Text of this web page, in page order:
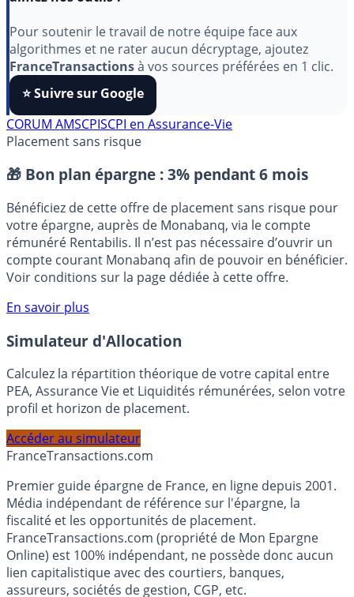
aimez nos outils ?
Pour soutenir le travail de notre équipe face aux
algorithmes et ne rater aucun décryptage, ajoutez
FranceTransactionsà vos sources préférées en 1 clic.
⭐️ Suivre sur Google
SCPI en Assurance-Vie
Placement sans risque
🎁 Bon plan épargne : 3% pendant 6 mois
Bénéficiez de cette offre de placement sans risque pour
votre épargne, auprès de Monabanq, via le compte
rémunéré Rentabilis. Il n’est pas nécessaire d’ouvrir un
Voir conditions sur la page dédiée à cette offre.
En savoir plus
Simulateur d'Allocation
Calculez la répartition théorique de votre capital entre
profil et horizon de placement.
FranceTransactions.com
Premier guide épargne de France, en ligne depuis 2001.
Média indépendant de référence sur l'épargne, la
fiscalité et les opportunités de placement.
FranceTransactions.com (propriété de Mon Epargne
Online) est 100% indépendant, ne possède donc aucun